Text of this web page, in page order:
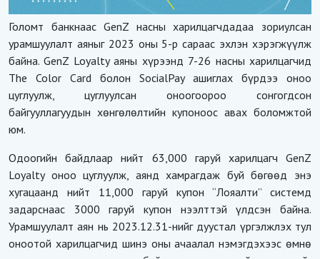
Голомт банкнаас GenZ насны харилцагчдадаа зориулсан
урамшуулалт аяныг 2023 оны 5-р сараас эхлэн хэрэгжүүлж
байна. GenZ Loyalty аяны хүрээнд 7-26 насны харилцагчид
The Color Card болон SocialPay ашиглах бүрдээ оноо
цуглуулж, цуглуулсан оноогоороо сонгогдсон
байгууллагуудын хөнгөлөлтийн купоноос авах боломжтой
юм.
Одоогийн байдлаар нийт 63,000 гаруй харилцагч GenZ
Loyalty оноо цуглуулж, аянд хамрагдаж буй бөгөөд энэ
хугацаанд нийт 11,000 гаруй купон “Лояалти” системд
задарснаас 3000 гаруй купон нээлттэй үлдсэн байна.
Урамшуулалт аян нь 2023.12.31-нийг дуустал үргэлжлэх тул
оноотой харилцагчид шинэ оны ачаалал нэмэгдэхээс өмнө